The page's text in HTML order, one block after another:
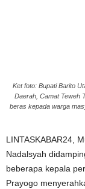
Ket foto: Bupati Barito
Daerah, Camat Teweh
beras kepada warga
LINTASKABAR24,
Nadalsyah
beberapa kepala
Prayogo